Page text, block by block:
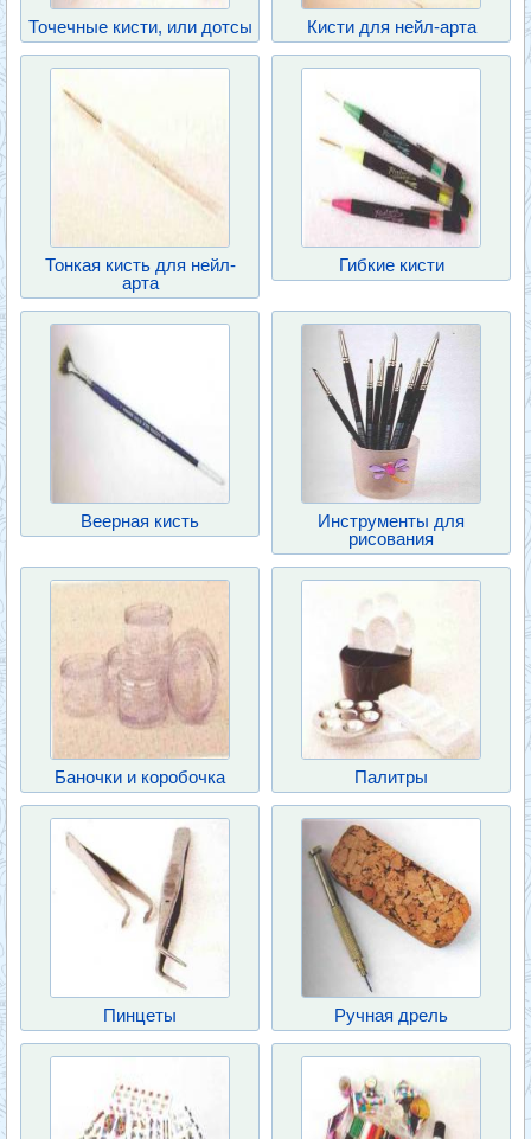
Точечные кисти, или дотсы Кисти для нейл-арта
Тонкая кисть для нейл-
арта
Гибкие кисти
Веерная кисть
Инструменты для
рисования
Баночки и коробочка Палитры
Пинцеты Ручная дрель